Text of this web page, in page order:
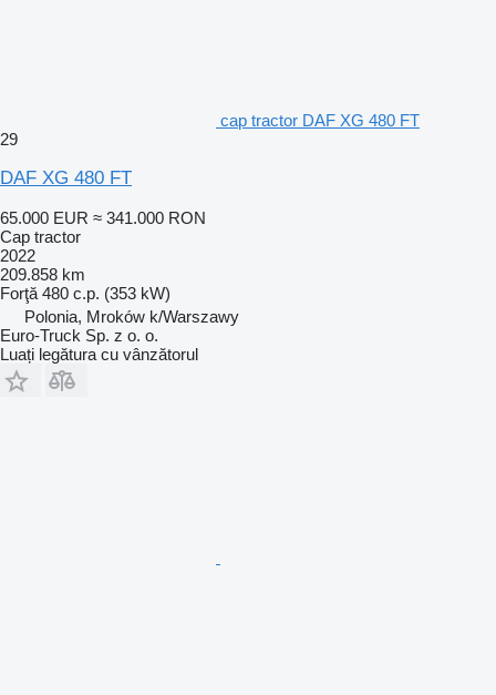
cap tractor DAF XG 480 FT
29
DAF XG 480 FT
65.000 EUR ≈ 341.000 RON
Cap tractor
2022
209.858 km
Forţă 480 c.p. (353 kW)
Polonia, Mroków k/Warszawy
Euro-Truck Sp. z o. o.
Luați legătura cu vânzătorul